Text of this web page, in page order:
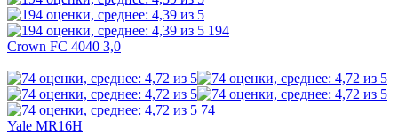
194
Crown FC 4040 3,0
74
Yale MR16H